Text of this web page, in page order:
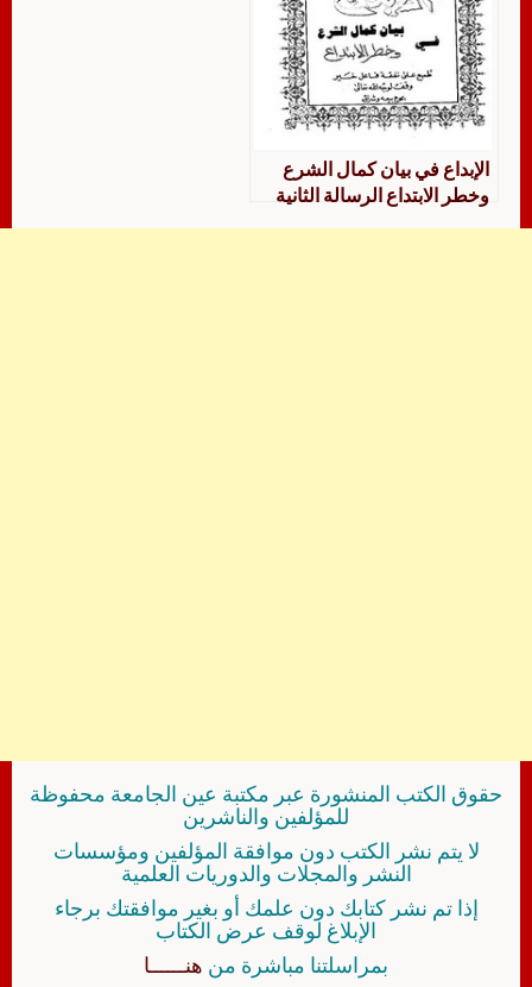
الإبداع في بيان كمال الشرع
وخطر الابتداع الرسالة الثانية
حقوق الكتب المنشورة عبر مكتبة عين الجامعة محفوظة
للمؤلفين والناشرين
لا يتم نشر الكتب دون موافقة المؤلفين ومؤسسات
النشر والمجلات والدوريات العلمية
إذا تم نشر كتابك دون علمك أو بغير موافقتك برجاء
الإبلاغ لوقف عرض الكتاب
بمراسلتنا مباشرة من هنــــــا